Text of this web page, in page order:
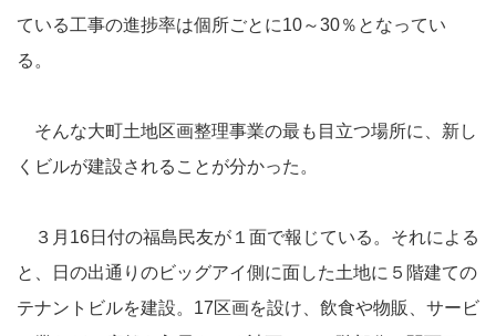
ている工事の進捗率は個所ごとに10～30％となってい
る。
そんな大町土地区画整理事業の最も目立つ場所に、新し
くビルが建設されることが分かった。
３月16日付の福島民友が１面で報じている。それによる
と、日の出通りのビッグアイ側に面した土地に５階建ての
テナントビルを建設。17区画を設け、飲食や物販、サービ